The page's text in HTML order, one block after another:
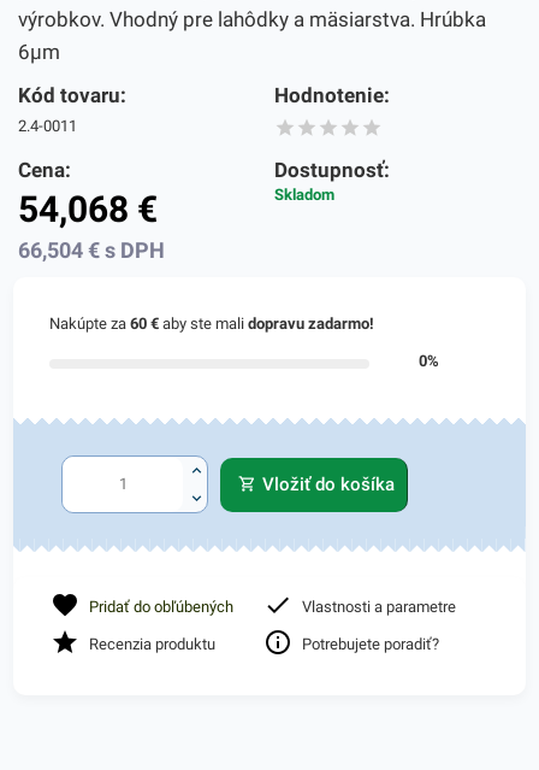
výrobkov. Vhodný pre lahôdky a mäsiarstva. Hrúbka
6µm
Kód tovaru:
2.4-0011
Hodnotenie:
Cena:
54,068 €
66,504€ s DPH
Dostupnosť:
Skladom
Nakúpte za60 € aby ste malidopravu zadarmo!
0%
Vložiť do košíka
Pridať do obľúbených Vlastnosti a parametre
Recenzia produktu Potrebujete poradiť?